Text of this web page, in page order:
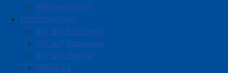
Mitgliedschaft
Empfehlungen
Wir auf Facebook
Wir auf Instagram
Wir auf Twitter
Weblinks